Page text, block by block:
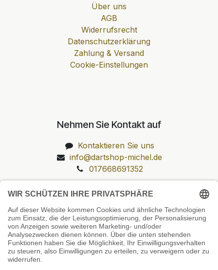
Über uns
AGB
Widerrufsrecht
Datenschutzerklärung
Zahlung & Versand
Cookie-Einstellungen
Nehmen Sie Kontakt auf
Kontaktieren Sie uns
info@dartshop-michel.de
017668691352
Unsere Prüfsiegel